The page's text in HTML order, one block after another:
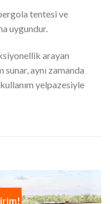
tentesi ve
uygundur.
arayan
aynı zamanda
yelpazesiyle